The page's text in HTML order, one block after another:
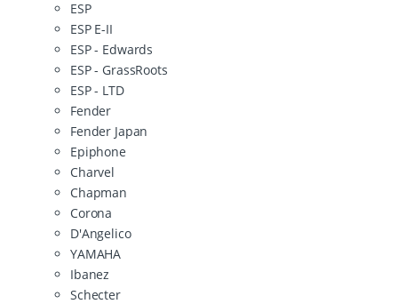
ESP
ESP E-II
ESP - Edwards
ESP - GrassRoots
ESP - LTD
Fender
Fender Japan
Epiphone
Charvel
Chapman
Corona
D'Angelico
YAMAHA
Ibanez
Schecter